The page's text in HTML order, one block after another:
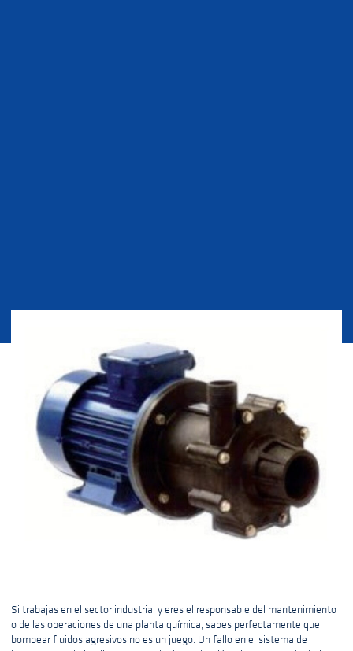
Si trabajas en el sector industrial y eres el responsable del mantenimiento
o de las operaciones de una planta química, sabes perfectamente que
bombear fluidos agresivos no es un juego. Un fallo en el sistema de